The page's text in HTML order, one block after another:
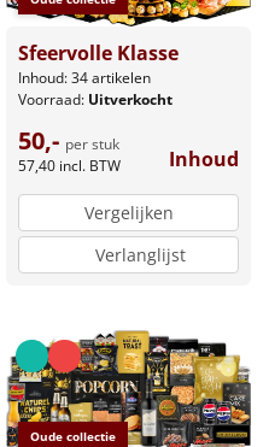
Sfeervolle Klasse
Inhoud: 34 artikelen
Voorraad: Uitverkocht
50,- per stuk
57,40 incl. BTW Inhoud
Vergelijken
Verlanglijst
Oude collectie